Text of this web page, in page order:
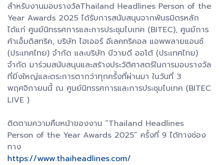
สำหรับงานมอบรางวัลThailand Headlines Person of the
Year Awards 2025 ได้รับการสนับสนุนจากพันธมิตรหลัก
ได้แก่ ศูนย์นิทรรศการและการประชุมไบเทค (BITEC), ศูนย์การ
ค้าเอ็มดิสทริค, บริษัท ไฮเออร์ อีเลคทริคอล แอพพลายแอนซ์
(ประเทศไทย) จำกัด และบริษัท บีวายดี ออโต้ (ประเทศไทย)
จำกัด มาร่วมสนับสนุนและสร้างประวัติศาสตร์ในการมอบรางวัล
ที่ยิ่งใหญ่และตระการตากว่าทุกครั้งที่ผ่านมา ในวันที่ 3
พฤศจิกายนนี้ ณ ศูนย์นิทรรศการและการประชุมไบเทค (BITEC
LIVE )
ติดตามความคืบหน้าของงาน “Thailand Headlines
Person of the Year Awards 2025” ครั้งที่ 9 ได้ทางช่อง
ทาง
https://www.thaiheadlines.com/